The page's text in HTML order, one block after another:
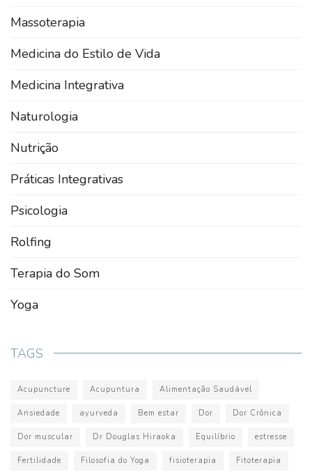
Massoterapia
Medicina do Estilo de Vida
Medicina Integrativa
Naturologia
Nutrição
Práticas Integrativas
Psicologia
Rolfing
Terapia do Som
Yoga
TAGS
Acupuncture Acupuntura Alimentação Saudável
Ansiedade ayurveda Bem estar Dor Dor Crônica
Dor muscular Dr Douglas Hiraoka Equilíbrio estresse
Fertilidade Filosofia do Yoga fisioterapia Fitoterapia